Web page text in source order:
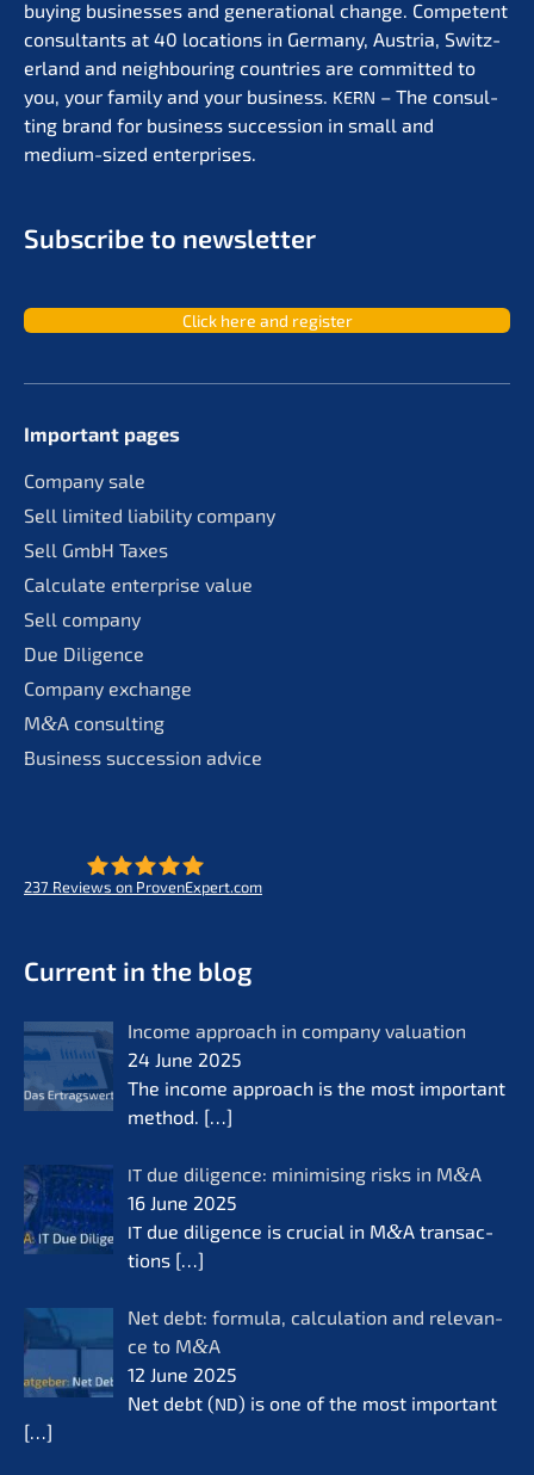
buying businesses and genera­tio­nal change. Compe­tent
consul­tants at 40 locati­ons in Germa­ny, Austria, Switz­
er­land and neigh­bou­ring count­ries are commit­ted to
you, your family and your business. KERN – The consul­
ting brand for business succes­si­on in small and
medium-sized enterprises.
Subscri­be to newsletter
Click here and register
Important pages
Compa­ny sale
Sell limit­ed liabi­li­ty company
Sell GmbH Taxes
Calcu­la­te enter­pri­se value
Sell compa­ny
Due Diligence
Compa­ny exchange
M&A consul­ting
Business succes­si­on advice
237 Reviews on ProvenExpert.com
Current in the blog
Income approach in compa­ny valua­ti­on
24 June 2025
The income approach is the most important
method. […]
IT due diligence: minimi­sing risks in M&A
16 June 2025
IT due diligence is crucial in M&A transac­
tions […]
Net debt: formu­la, calcu­la­ti­on and relevan­
ce to M&A
12 June 2025
Net debt (ND) is one of the most important
[…]